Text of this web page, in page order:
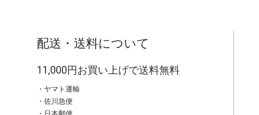
配送・送料について
11,000円お買い上げで送料無料
・ヤマト運輸
・佐川急便